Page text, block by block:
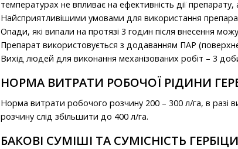
температурах не впливає на ефективність дії
Найсприятливішими умовами для використання
Опади, які випали на протязі 3 годин після внесення
Препарат використовується з додаванням ПАР
Вихід людей для виконання механізованих робіт – 3
НОРМА ВИТРАТИ РОБОЧОЇ РІДИНИ
Норма витрати робочого розчину 200 – 300 л/га, в разі
розчину слід збільшити до 400 л/га.
БАКОВІ СУМІШІ ТА СУМІСНІСТЬ